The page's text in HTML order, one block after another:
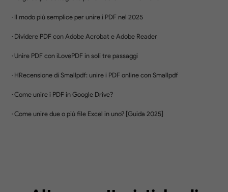
6 Aggiungi elementi in batch ai PDF
completamente personalizzabili, incluso lo
Rimuovi in batch filigrane, piè di pagina e